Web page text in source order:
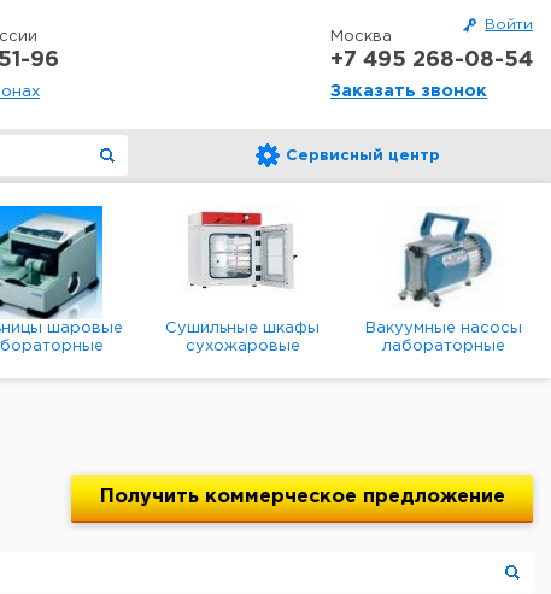
Войти
96
Москва
+7 495 268-08-54
Заказать звонок
Сервисный центр
шаровые
Сушильные шкафы
сухожаровые
Вакуумные насосы
лабораторные
мембранные
Получить коммерческое предложение